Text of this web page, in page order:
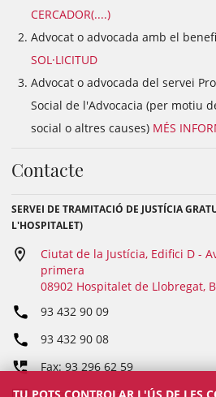
CERCADOR(....)
Advocat o advocada amb el
SOL·LICITUD
Advocat o advocada del servei
Social de l'Advocacia (per motiu
social o altres causes) MÉS
Contacte
SERVEI DE TRAMITACIÓ DE JUSTÍCIA
L'HOSPITALET)
Ciutat de la Justícia, Edifici D -
primera
08902 Hospitalet de Llobregat,
93 432 90 09
93 432 90 08
Fax: 93 296 62 59